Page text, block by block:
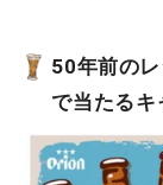
50年前の
で当たるキ